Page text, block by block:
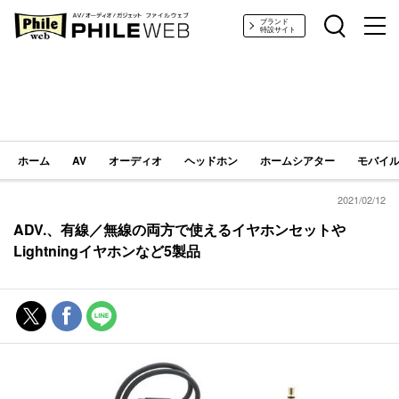
PHILE WEB｜AV/オーディオ/ガジェットブランド
特設サイト
ホーム AV オーディオ ヘッドホン ホームシアター モバイ
2021/02/12
ADV.、有線／無線の両方で使えるイヤホンセットや
Lightningイヤホンなど5製品